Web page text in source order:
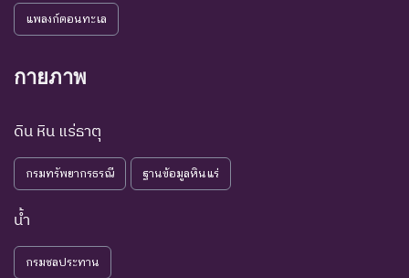
แพลงก์ตอนทะเล
กายภาพ
ดิน หิน แร่ธาตุ
กรมทรัพยากรธรณี ฐานข้อมูลหินแร่
น้ำ
กรมชลประทาน